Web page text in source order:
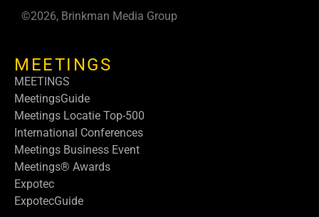
©2026, Brinkman Media Group
MEETINGS
MEETINGS
MeetingsGuide
Meetings Locatie Top-500
International Conferences
Meetings Business Event
Meetings® Awards
Expotec
ExpotecGuide